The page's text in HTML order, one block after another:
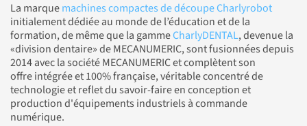
La marquemachines compactes de découpe Charlyrobot
initialement dédiée au monde de l’éducation et de la
formation, de même que la gammeCharlyDENTAL, devenue la
«division dentaire» de MECANUMERIC, sont fusionnées depuis
2014 avec la société MECANUMERIC et complètent son
offre intégrée et 100% française, véritable concentré de
technologie et reflet du savoir-faire en conception et
production d'équipements industriels à commande
numérique.